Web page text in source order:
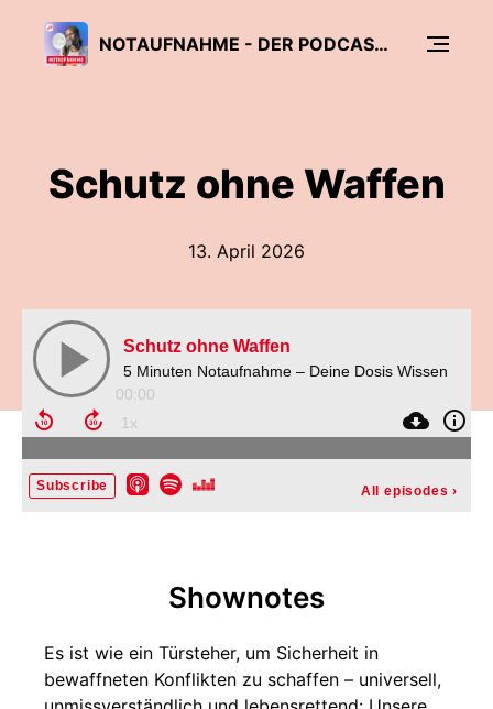
NOTAUFNAHME - DER PODCAST VON ÄRZTE OHNE GRENZEN
Schutz ohne Waffen
13. April 2026
Schutz ohne Waffen
5 Minuten Notaufnahme – Deine Dosis Wissen
00:00
Subscribe All episodes ›
Shownotes
Es ist wie ein Türsteher, um Sicherheit in
bewaffneten Konflikten zu schaffen – universell,